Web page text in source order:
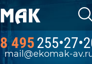
8 495
mail@ekomak-